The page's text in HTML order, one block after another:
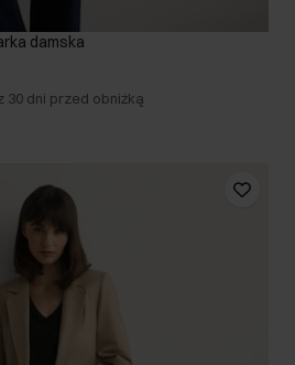
damska
30 dni przed obniżką